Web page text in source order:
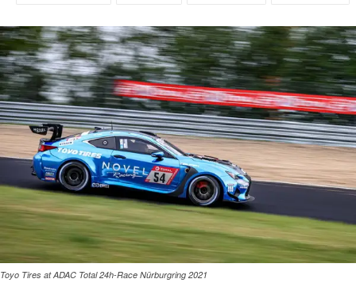
Toyo Tires at ADAC Total 24h-Race Nürburgring 2021